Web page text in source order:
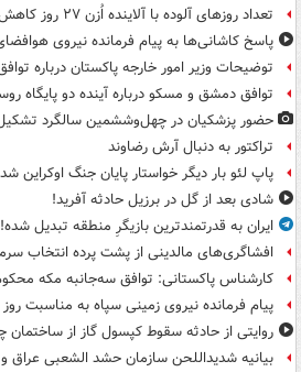
تعداد روزهای آلوده با آلاینده اُزن ۲۷ روز کاهش یافت
پاسخ کاشانی‌ها به پیام فرمانده نیروی
توضیحات وزیر امور خارجه پاکستان درباره
توافق دمشق و مسکو درباره آینده دو پایگاه
حضور پزشکیان در چهل‌وششمین سالگرد
تراکتور به دنبال آرش رضاوند
پاپ لئو بار دیگر خواستار پایان جنگ اوکراین شد
شادی بعد از گل در برزیل حادثه آفرید!
ایران به قدرتمندترین بازیگرِ منطقه تبدیل شده!
افشاگری‌های مالدینی از پشت پرده انتخاب
کارشناس پاکستانی: توافق سه‌جانبه مکه
پیام فرمانده نیروی زمینی سپاه به مناسبت روز
روایتی از حادثه سقوط کپسول گاز از ساختمان
بیانیه شدیداللحن سازمان حشد الشعبی عراق